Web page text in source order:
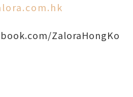
ZaloraHongKo